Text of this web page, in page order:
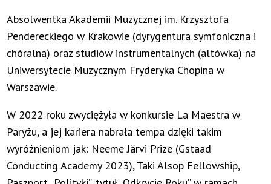
Absolwentka Akademii Muzycznej im. Krzysztofa
Pendereckiego w Krakowie (dyrygentura symfoniczna i
chóralna) oraz studiów instrumentalnych (altówka) na
Uniwersytecie Muzycznym Fryderyka Chopina w
Warszawie.
W 2022 roku zwyciężyła w konkursie La Maestra w
Paryżu, a jej kariera nabrała tempa dzięki takim
wyróżnieniom jak: Neeme Järvi Prize (Gstaad
Conducting Academy 2023), Taki Alsop Fellowship,